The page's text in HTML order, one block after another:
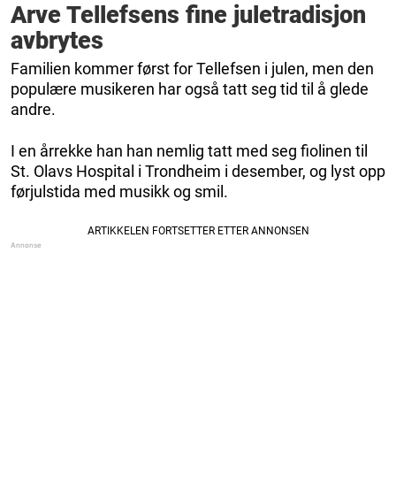
Arve Tellefsens fine juletradisjon
avbrytes
Familien kommer først for Tellefsen i julen, men den
populære musikeren har også tatt seg tid til å glede
andre.
I en årrekke han han nemlig tatt med seg fiolinen til
St. Olavs Hospital i Trondheim i desember, og lyst opp
førjulstida med musikk og smil.